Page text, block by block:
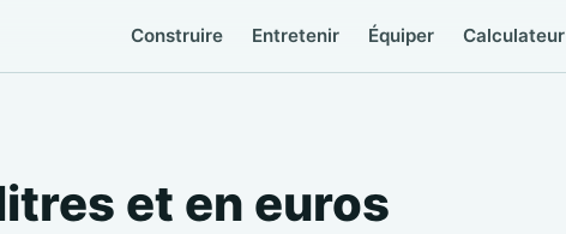
Construire Entretenir Équiper Calculateur
et en euros